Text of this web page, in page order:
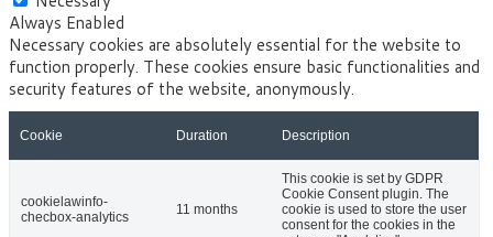
Always Enabled
Necessary cookies are absolutely essential for the website to
function properly. These cookies ensure basic functionalities and
security features of the website, anonymously.
Cookie Duration Description
cookielawinfo-
checbox-analytics
11 months
This cookie is set by GDPR
Cookie Consent plugin. The
cookie is used to store the user
consent for the cookies in the